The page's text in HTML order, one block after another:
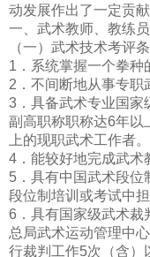
动发展作出了一定贡献
一、武术教师、教练员
（一）武术技术考评
1．系统掌握一个拳种
2．不间断地从事专职
3．具备武术专业国家
副高职称职称达6年以
上的现职武术工作者。
4．能较好地完成武术
5．具有中国武术段位
段位制培训或考试中
6．具有国家级武术裁
总局武术运动管理中
行裁判工作5次（含）